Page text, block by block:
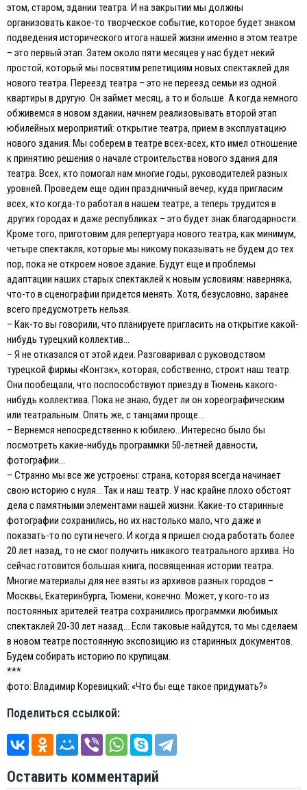
этом, старом, здании театра. И на закрытии мы должны
организовать какое-то творческое событие, которое будет знаком
подведения исторического итога нашей жизни именно в этом театре
– это первый этап. Затем около пяти месяцев у нас будет некий
простой, который мы посвятим репетициям новых спектаклей для
нового театра. Переезд театра – это не переезд семьи из одной
квартиры в другую. Он займет месяц, а то и больше. А когда немного
обживемся в новом здании, начнем реализовывать второй этап
юбилейных мероприятий: открытие театра, прием в эксплуатацию
нового здания. Мы соберем в театре всех-всех, кто имел отношение
к принятию решения о начале строительства нового здания для
театра. Всех, кто помогал нам многие годы, руководителей разных
уровней. Проведем еще один праздничный вечер, куда пригласим
всех, кто когда-то работал в нашем театре, а теперь трудится в
других городах и даже республиках – это будет знак благодарности.
Кроме того, приготовим для репертуара нового театра, как минимум,
четыре спектакля, которые мы никому показывать не будем до тех
пор, пока не откроем новое здание. Будут еще и проблемы
адаптации наших старых спектаклей к новым условиям: наверняка,
что-то в сценографии придется менять. Хотя, безусловно, заранее
всего предусмотреть нельзя.
– Как-то вы говорили, что планируете пригласить на открытие какой-
нибудь турецкий коллектив…
– Я не отказался от этой идеи. Разговаривал с руководством
турецкой фирмы «Контэк», которая, собственно, строит наш театр.
Они пообещали, что поспособствуют приезду в Тюмень какого-
нибудь коллектива. Пока не знаю, будет ли он хореографическим
или театральным. Опять же, с танцами проще…
– Вернемся непосредственно к юбилею…Интересно было бы
посмотреть какие-нибудь программки 50-летней давности,
фотографии…
– Странно мы все же устроены: страна, которая всегда начинает
свою историю с нуля… Так и наш театр. У нас крайне плохо обстоят
дела с памятными элементами нашей жизни. Какие-то старинные
фотографии сохранились, но их настолько мало, что даже и
показать-то по сути нечего. И когда я пришел сюда работать более
20 лет назад, то не смог получить никакого театрального архива. Но
сейчас готовится большая книга, посвященная истории театра.
Многие материалы для нее взяты из архивов разных городов –
Москвы, Екатеринбурга, Тюмени, конечно. Может, у кого-то из
постоянных зрителей театра сохранились программки любимых
спектаклей 20-30 лет назад… Если таковые найдутся, то мы сделаем
в новом театре постоянную экспозицию из старинных документов.
Будем собирать историю по крупицам.
***
фото: Владимир Коревицкий: «Что бы еще такое придумать?»
Поделиться ссылкой:
Оставить комментарий